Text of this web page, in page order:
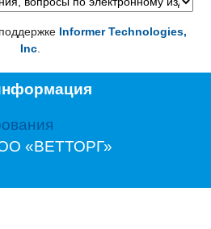
Informer Technologies,
Inc.
«ВЕТТОРГ»